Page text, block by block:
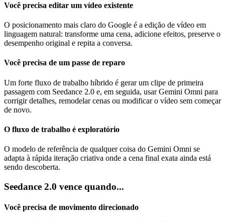
Você precisa editar um vídeo existente
O posicionamento mais claro do Google é a edição de vídeo em
linguagem natural: transforme uma cena, adicione efeitos, preserve o
desempenho original e repita a conversa.
Você precisa de um passe de reparo
Um forte fluxo de trabalho híbrido é gerar um clipe de primeira
passagem com Seedance 2.0 e, em seguida, usar Gemini Omni para
corrigir detalhes, remodelar cenas ou modificar o vídeo sem começar
de novo.
O fluxo de trabalho é exploratório
O modelo de referência de qualquer coisa do Gemini Omni se
adapta à rápida iteração criativa onde a cena final exata ainda está
sendo descoberta.
Seedance 2.0 vence quando...
Você precisa de movimento direcionado